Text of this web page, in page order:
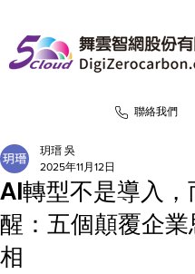
聯絡我們
AI轉型不是導入，
醒：五個顛覆企
相
玥瑨 吳
2025年11月12日